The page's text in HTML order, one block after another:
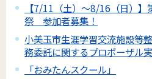
【7/11（土）～8/16（日）
祭 参加者募集！
小美玉市生涯学習交流施設等
務委託に関するプロポーザル
「おみたんスクール」